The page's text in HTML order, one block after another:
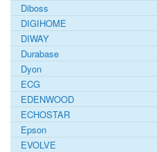
Diboss
DIGIHOME
DIWAY
Durabase
Dyon
ECG
EDENWOOD
ECHOSTAR
Epson
EVOLVE